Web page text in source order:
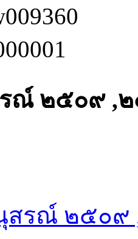
009360
รณ์ ๒๕๐๙ ,
สรณ์ ๒๕๐